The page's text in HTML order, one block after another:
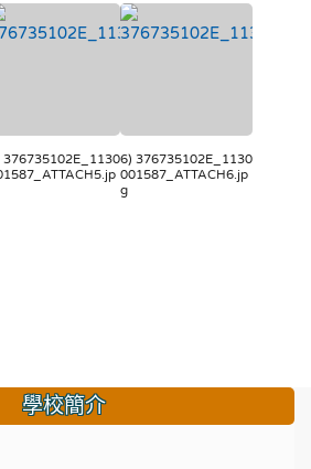
376735102E_11306) 376735102E_1130
001587_ATTACH6.jp
g
學校簡介